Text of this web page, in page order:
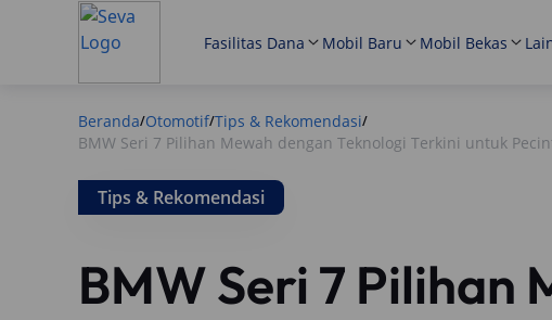
Fasilitas Dana Mobil Baru Mobil Bekas
Beranda/Otomotif/Tips & Rekomendasi/
BMW Seri 7 Pilihan Mewah dengan Teknologi Terkini untuk
Tips & Rekomendasi
BMW Seri 7 Pilihan